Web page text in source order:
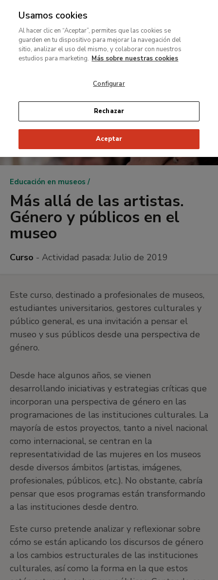
MENÚ
contenido
principal
Ruta
de
navegación
Educación en museos
Más allá de las artistas.
Género y públicos en el
museo
Curso - Actividad pasada: Julio de 2019
Este curso, destinado a profesionales de museos,
estudiantes universitarios, gestores culturales y
público general, es una invitación a pensar el
museo y sus públicos desde una perspectiva de
género.
Desde hace algunos años, se vienen
desarrollando iniciativas y estrategias críticas que
incorporan una perspectiva de género en las
programaciones de las instituciones culturales. La
mayoría de estos proyectos, tanto a nivel nacional
como internacional, se centran en la
representatividad de las mujeres en los museos
desde diversos ámbitos (artistas, imágenes,
profesionales, públicos, etc.). No obstante, cabría
pensar que esos programas están transformando
a las instituciones desde dentro.
Este curso pretende analizar y reflexionar sobre
cómo se están aplicando los discursos de género
a los cambios estructurales de las instituciones
culturales, así como la forma en la que estos
Usamos cookies
Al hacer clic en “Aceptar”, permites que las cookies se
guarden en tu dispositivo para mejorar la navegación del
sitio, analizar el uso del mismo, y colaborar con nuestros
estudios para marketing. Más sobre nuestras cookies
Configurar
Rechazar
Aceptar